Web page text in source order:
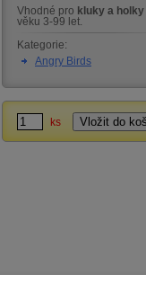
Vhodné pro kluky a holky
věku 3-99 let.
Kategorie:
Angry Birds
ks